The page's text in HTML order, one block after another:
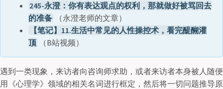
245-永澄：你有表达观点的权利，那就做好被骂回去
的准备 （永澄老师的文章）
【笔记】11.生活中常见的人性操控术，看完醍醐灌
顶 （B站视频）
遇到一类现象，来访者向咨询师求助，或者来访者本身被人随便
用《心理学》领域的相关名词进行框定，然后将一切问题推导原